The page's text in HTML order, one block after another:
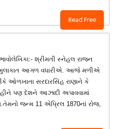
Read Free
શ્રીમતી સ્નેહલ રાજન
મુલાકાત આગળ વધારીએ. આજે મળીએ
ઓળખાતા સરદારસિંહ રાણાને કે
પણ દેશને આઝાદી અપાવવામાં
જન્મ 11 એપ્રિલ 1870નાં રોજ,